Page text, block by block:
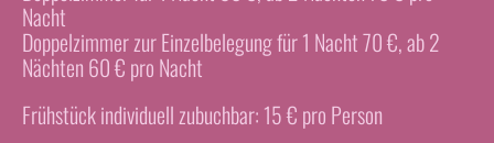
Nacht
Doppelzimmer zur Einzelbelegung für 1 Nacht 70 €, ab 2
Nächten 60 € pro Nacht
Frühstück individuell zubuchbar: 15 € pro Person